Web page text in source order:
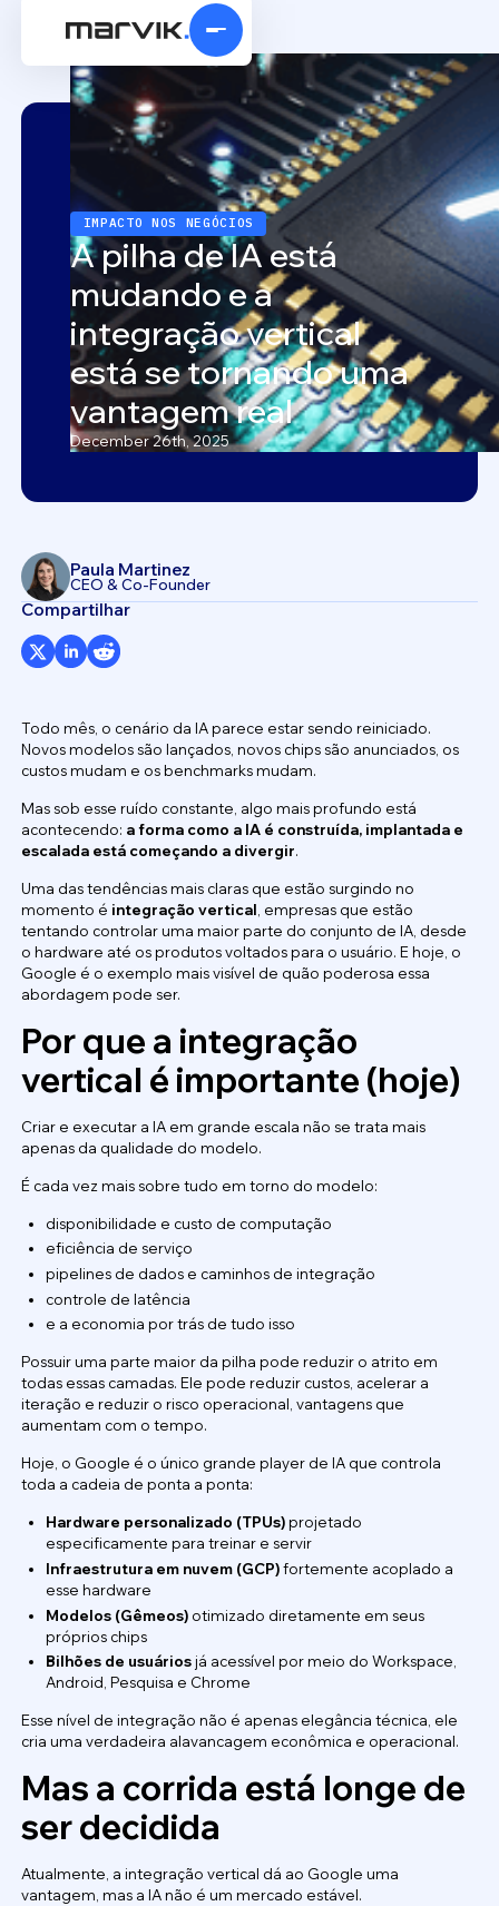
IMPACTO NOS NEGÓCIOS
A pilha de IA está
mudando e a
integração vertical
está se tornando uma
vantagem real
December 26th, 2025
Paula Martinez
CEO & Co-Founder
Compartilhar
Todo mês, o cenário da IA parece estar sendo reiniciado.
Novos modelos são lançados, novos chips são anunciados, os
custos mudam e os benchmarks mudam.
Mas sob esse ruído constante, algo mais profundo está
acontecendo: a forma como a IA é construída, implantada e
escalada está começando a divergir.
Uma das tendências mais claras que estão surgindo no
momento é integração vertical , empresas que estão
tentando controlar uma maior parte do conjunto de IA, desde
o hardware até os produtos voltados para o usuário. E hoje, o
Google é o exemplo mais visível de quão poderosa essa
abordagem pode ser.
Por que a integração
vertical é importante (hoje)
Criar e executar a IA em grande escala não se trata mais
apenas da qualidade do modelo.
É cada vez mais sobre tudo em torno do modelo:
disponibilidade e custo de computação
eficiência de serviço
pipelines de dados e caminhos de integração
controle de latência
e a economia por trás de tudo isso
Possuir uma parte maior da pilha pode reduzir o atrito em
todas essas camadas. Ele pode reduzir custos, acelerar a
iteração e reduzir o risco operacional, vantagens que
aumentam com o tempo.
Hoje, o Google é o único grande player de IA que controla
toda a cadeia de ponta a ponta:
Hardware personalizado (TPUs)projetado
especificamente para treinar e servir
Infraestrutura em nuvem (GCP)fortemente acoplado a
esse hardware
Modelos (Gêmeos) otimizado diretamente em seus
próprios chips
Bilhões de usuáriosjá acessível por meio do Workspace,
Android, Pesquisa e Chrome
Esse nível de integração não é apenas elegância técnica, ele
cria uma verdadeira alavancagem econômica e operacional.
Mas a corrida está longe de
ser decidida
Atualmente, a integração vertical dá ao Google uma
vantagem, mas a IA não é um mercado estável.